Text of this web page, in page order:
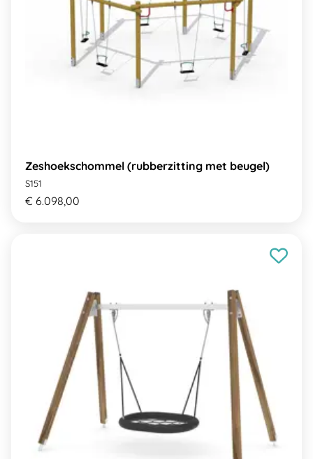
Zeshoekschommel (rubberzitting met beugel)
S151
€ 6.098,00